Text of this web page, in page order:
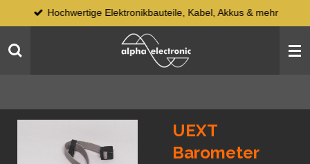
Hauptinhalt
springen
Hochwertige Elektronikbauteile, Kabel, Akkus & mehr
UEXT
Barometer